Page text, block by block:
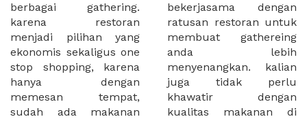
berbagai gathering.
karena restoran
menjadi pilihan yang
ekonomis sekaligus one
stop shopping, karena
hanya dengan
memesan tempat,
sudah ada makanan
bekerjasama dengan
ratusan restoran untuk
membuat gathereing
anda lebih
menyenangkan. kalian
juga tidak perlu
khawatir dengan
kualitas makanan di